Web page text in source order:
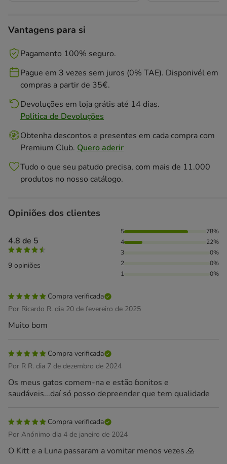
Vantagens para si
Pagamento 100% seguro.
Pague em 3 vezes sem juros (0% TAE). Disponivél em
compras a partir de 35€.
Devoluções em loja grátis até 14 dias.
Politica de Devoluções
Obtenha descontos e presentes em cada compra com
Premium Club. Quero aderir
Tudo o que seu patudo precisa, com mais de 11.000
produtos no nosso catálogo.
Opiniões dos clientes
4.8 de 5
9 opiniões
78% das pessoas avaliaram com 5 estrelas, 22% das
5
78%
4
22%
3
0%
2
0%
1
0%
Compra verificada
Por Ricardo R. dia 20 de fevereiro de 2025
Muito bom
Compra verificada
Por R R. dia 7 de dezembro de 2024
Os meus gatos comem-na e estão ɓonitos e
saudáveis...daí só posso depreender que tem qualidade
Compra verificada
Por Anónimo dia 4 de janeiro de 2024
O Kitt e a Luna passaram a vomitar menos vezes 🙏